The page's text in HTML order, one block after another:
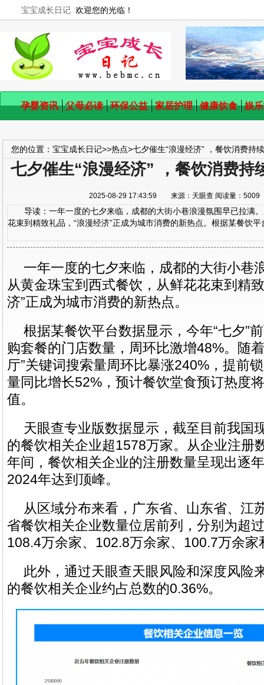
宝宝成长日记 欢迎您的光临！
孕婴资讯 父母必读 环保公益 家居护理 健康饮食 娱
您的位置： 宝宝成长日记>>热点>七夕催生“浪漫经济” ，餐饮消费持
七夕催生“浪漫经济” ，餐饮消费持
2025-08-29 17:43:59 来源：天眼查 阅读量：
导读：一年一度的七夕来临，成都的大街小巷浪漫氛围早已拉满。
花束到精致礼品，“浪漫经济”正成为城市消费的新热点。根据某餐饮
一年一度的七夕来临，成都的大街小巷
从黄金珠宝到西式餐饮，从鲜花花束到精
济”正成为城市消费的新热点。
根据某餐饮平台数据显示，今年“七夕”
购套餐的门店数量，周环比激增48%。随
厅”关键词搜索量周环比暴涨240%，提前
量同比增长52%，预计餐饮堂食预订热度
值。
天眼查专业版数据显示，截至目前我国
的餐饮相关企业超1578万家。从企业注册
年间，餐饮相关企业的注册数量呈现出逐
2024年达到顶峰。
从区域分布来看，广东省、山东省、江
省餐饮相关企业数量位居前列，分别为超
108.4万余家、102.8万余家、100.7万余家
此外，通过天眼查天眼风险和深度风险
的餐饮相关企业约占总数的0.36%。